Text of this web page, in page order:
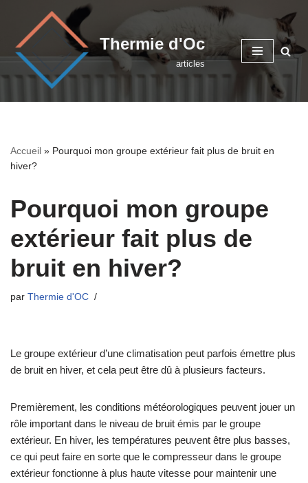
Aller
au
contenu
Thermie d'Oc
articles
Accueil » Pourquoi mon groupe extérieur fait plus de bruit en
hiver?
Pourquoi mon groupe
extérieur fait plus de
bruit en hiver?
par Thermie d'OC
Le groupe extérieur d’une climatisation peut parfois émettre plus
de bruit en hiver, et cela peut être dû à plusieurs facteurs.
Premièrement, les conditions météorologiques peuvent jouer un
rôle important dans le niveau de bruit émis par le groupe
extérieur. En hiver, les températures peuvent être plus basses,
ce qui peut faire en sorte que le compresseur dans le groupe
extérieur fonctionne à plus haute vitesse pour maintenir une